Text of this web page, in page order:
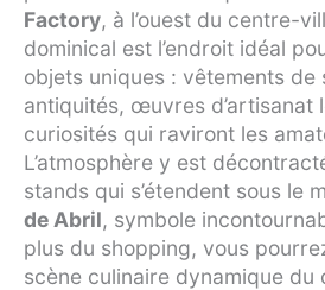
Factory, à l’ouest du centre-
dominical est l’endroit idéal
objets uniques : vêtements de
antiquités, œuvres d’artisanat
curiosités qui raviront les
L’atmosphère y est
stands qui s’étendent sous le
de Abril, symbole
plus du shopping, vous
scène culinaire dynamique